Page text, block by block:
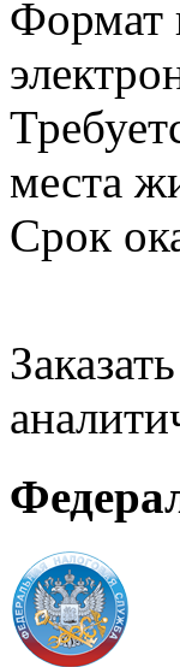
Формат
места
Срок